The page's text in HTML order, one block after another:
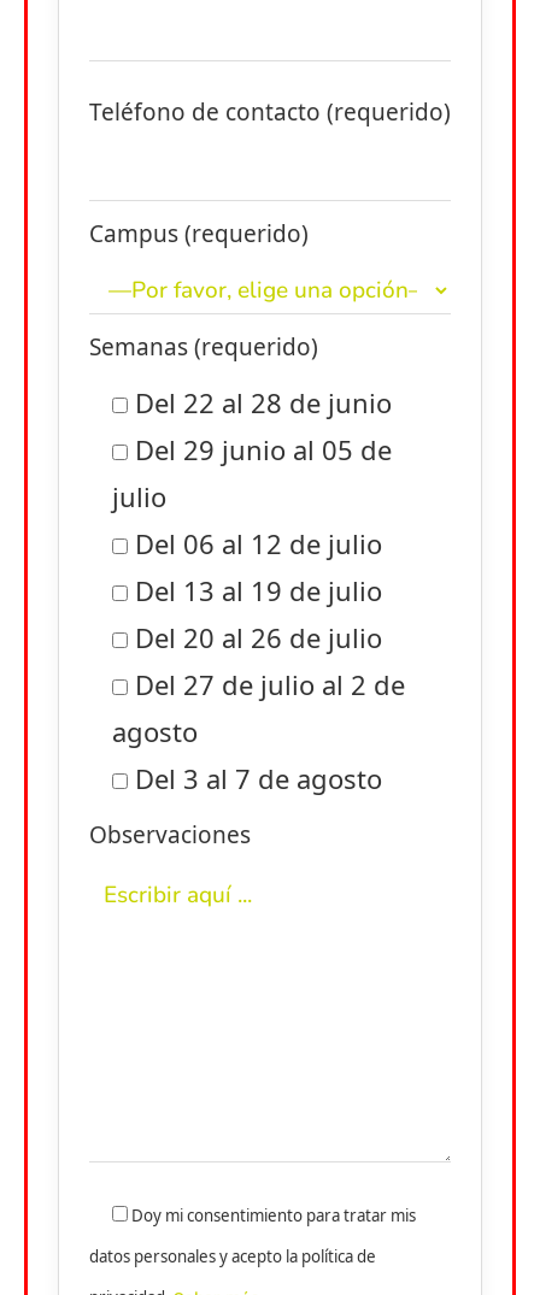
Teléfono de contacto (requerido)
Campus (requerido)
Semanas (requerido)
Del 22 al 28 de junio
Del 29 junio al 05 de
julio
Del 06 al 12 de julio
Del 13 al 19 de julio
Del 20 al 26 de julio
Del 27 de julio al 2 de
agosto
Del 3 al 7 de agosto
Observaciones
Doy mi consentimiento para tratar mis
datos personales y acepto la política de